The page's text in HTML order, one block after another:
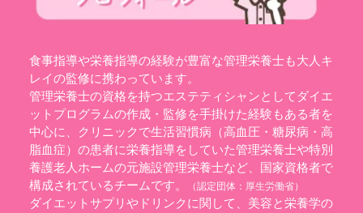
食事指導や栄養指導の経験が豊富な管理栄養士も大人キ
レイの監修に携わっています。
管理栄養士の資格を持つエステティシャンとしてダイエ
ットプログラムの作成・監修を手掛けた経験もある者を
中心に、クリニックで生活習慣病（高血圧・糖尿病・高
脂血症）の患者に栄養指導をしていた管理栄養士や特別
養護老人ホームの元施設管理栄養士など、国家資格者で
構成されているチームです。
（認定団体： 厚生労働省）
ダイエットサプリやドリンクに関して、美容と栄養学の